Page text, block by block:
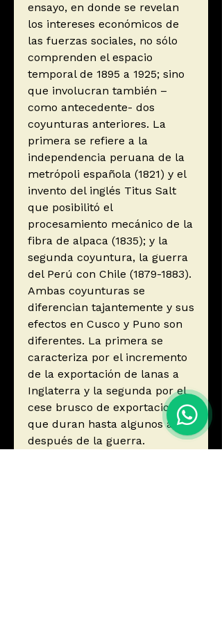
ensayo, en donde se revelan
los intereses económicos de
las fuerzas sociales, no sólo
comprenden el espacio
temporal de 1895 a 1925; sino
que involucran también –
como antecedente- dos
coyunturas anteriores. La
primera se refiere a la
independencia peruana de la
metrópoli española (1821) y el
invento del inglés Titus Salt
que posibilitó el
procesamiento mecánico de la
fibra de alpaca (1835); y la
segunda coyuntura, la guerra
del Perú con Chile (1879-1883).
Ambas coyunturas se
diferencian tajantemente y sus
efectos en Cusco y Puno son
diferentes. La primera se
caracteriza por el incremento
de la exportación de lanas a
Inglaterra y la segunda por el
cese brusco de exportaciones
que duran hasta algunos años
después de la guerra.